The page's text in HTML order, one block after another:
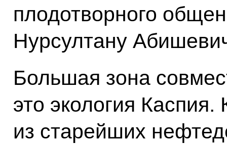
плодотворного
Нурсултану
Большая зона
это экология
из старейших